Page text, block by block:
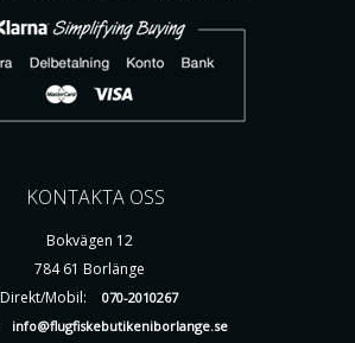
KONTAKTA OSS
Bokvägen 12
784 61 Borlänge
Direkt/Mobil:
070-2010267
info@flugfiskebutikeniborlange.se